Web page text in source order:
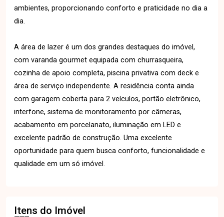
ambientes, proporcionando conforto e praticidade no dia a
dia.
A área de lazer é um dos grandes destaques do imóvel,
com varanda gourmet equipada com churrasqueira,
cozinha de apoio completa, piscina privativa com deck e
área de serviço independente. A residência conta ainda
com garagem coberta para 2 veículos, portão eletrônico,
interfone, sistema de monitoramento por câmeras,
acabamento em porcelanato, iluminação em LED e
excelente padrão de construção. Uma excelente
oportunidade para quem busca conforto, funcionalidade e
qualidade em um só imóvel.
Itens do Imóvel